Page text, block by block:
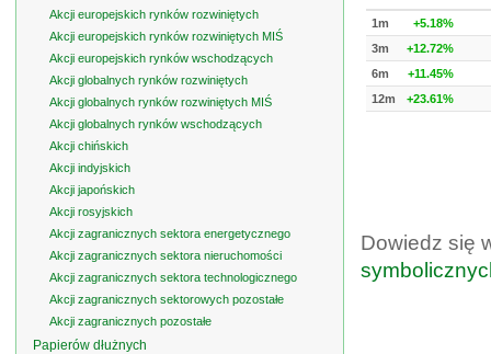
1m
+5.18%
3m
+12.72%
6m
+11.45%
12m
+23.61%
Dowiedz się
Akcji europejskich rynków rozwiniętych
Akcji europejskich rynków rozwiniętych MIŚ
Akcji europejskich rynków wschodzących
Akcji globalnych rynków rozwiniętych
Akcji globalnych rynków rozwiniętych MIŚ
Akcji globalnych rynków wschodzących
Akcji chińskich
Akcji indyjskich
Akcji japońskich
Akcji rosyjskich
Akcji zagranicznych sektora energetycznego
Akcji zagranicznych sektora nieruchomości
Akcji zagranicznych sektora technologicznego
Akcji zagranicznych sektorowych pozostałe
Akcji zagranicznych pozostałe
Papierów dłużnych